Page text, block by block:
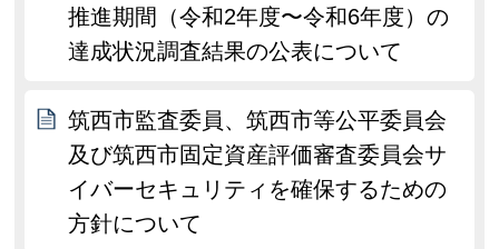
推進期間（令和2年度〜令和6年度）の
達成状況調査結果の公表について
筑西市監査委員、筑西市等公平委員会
及び筑西市固定資産評価審査委員会サ
イバーセキュリティを確保するための
方針について